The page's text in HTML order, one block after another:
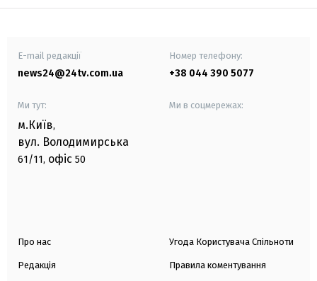
E-mail редакції
news24@24tv.com.ua
Номер телефону:
+38 044 390 5077
Ми тут:
м.Київ,
вул. Володимирська
61/11, офіс 50
Ми в соцмережах:
Про нас
Редакція
Угода Користувача Спільноти
Правила коментування